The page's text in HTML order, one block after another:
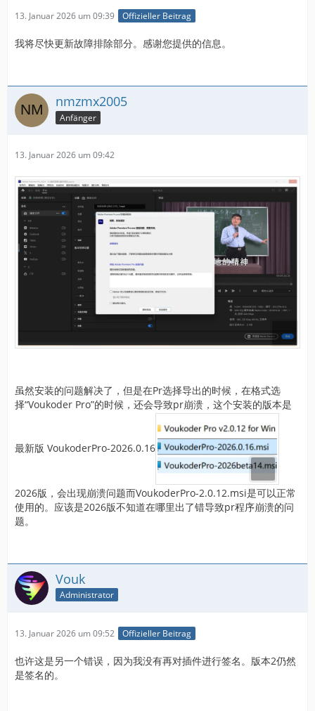
13. Januar 2026 um 09:39 Offizieller Beitrag
我将尽快更新故障排除部分。感谢您提供的信息。
nmzmx2005
Anfänger
13. Januar 2026 um 09:42
虽然安装的问题解决了，但是在Pr选择导出的时候，在格式选
择“Voukoder Pro”的时候，还会导致pr崩溃，这个安装的版本是
最新版 VoukoderPro-2026.0.16
2026版，会出现崩溃问题而VoukoderPro-2.0.12.msi是可以正常
使用的。应该是2026版不知道在哪里出了错导致pr程序崩溃的问
题。
Vouk
Administrator
13. Januar 2026 um 09:52 Offizieller Beitrag
也许这是另一个错误，因为我没有再对插件进行签名。版本2仍然
是签名的。